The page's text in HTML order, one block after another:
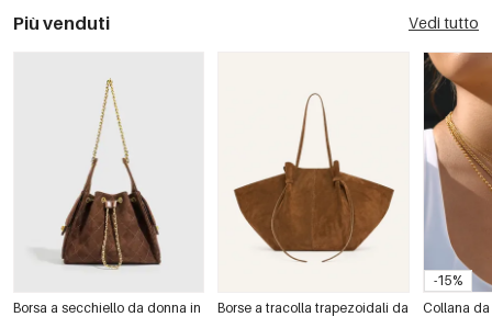
Più venduti Vedi tutto
Borsa a secchiello da donna in
Borse a tracolla trapezoidali da
-15%
Collana